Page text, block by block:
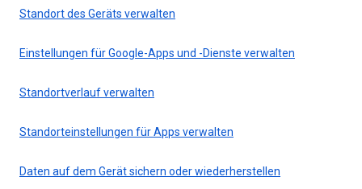
Standort des Geräts verwalten
Einstellungen für Google-Apps und -Dienste verwalten
Standortverlauf verwalten
Standorteinstellungen für Apps verwalten
Daten auf dem Gerät sichern oder wiederherstellen